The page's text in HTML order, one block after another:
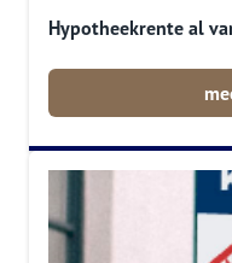
Hypotheekrente al